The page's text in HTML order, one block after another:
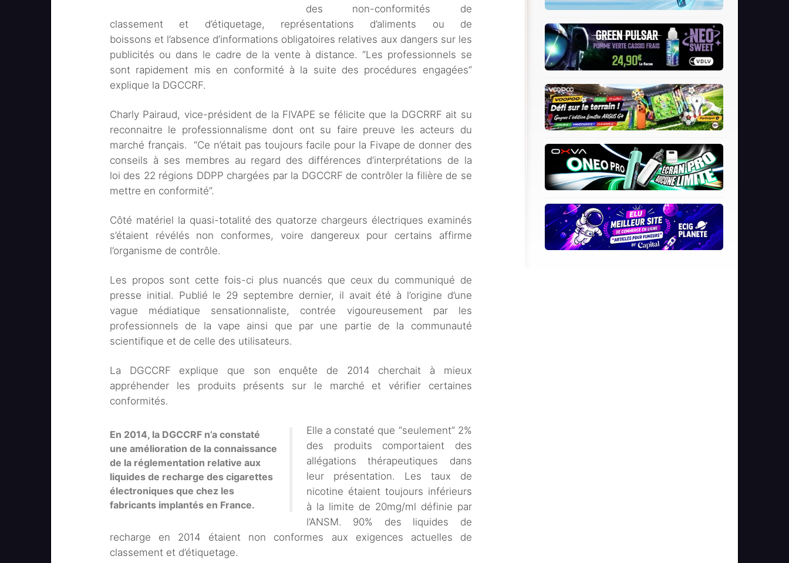
des non-conformités de
classement et d’étiquetage, représentations d’aliments ou de
boissons et l’absence d’informations obligatoires relatives aux dangers sur les
publicités ou dans le cadre de la vente à distance. “Les professionnels se
sont rapidement mis en conformité à la suite des procédures engagées”
explique la DGCCRF.
Charly Pairaud, vice-président de la FIVAPE se félicite que la DGCRRF ait su
reconnaitre le professionnalisme dont ont su faire preuve les acteurs du
marché français. “Ce n’était pas toujours facile pour la Fivape de donner des
conseils à ses membres au regard des différences d’interprétations de la
loi des 22 régions DDPP chargées par la DGCCRF de contrôler la filière de se
mettre en conformité”.
Côté matériel la quasi-totalité des quatorze chargeurs électriques examinés
s’étaient révélés non conformes, voire dangereux pour certains affirme
l’organisme de contrôle.
Les propos sont cette fois-ci plus nuancés que ceux du communiqué de
presse initial. Publié le 29 septembre dernier, il avait été à l’origine d’une
vague médiatique sensationnaliste, contrée vigoureusement par les
professionnels de la vape ainsi que par une partie de la communauté
scientifique et de celle des utilisateurs.
La DGCCRF explique que son enquête de 2014 cherchait à mieux
appréhender les produits présents sur le marché et vérifier certaines
conformités.
En 2014, la DGCCRF n’a constaté
une amélioration de la connaissance
de la réglementation relative aux
liquides de recharge des cigarettes
électroniques que chez les
fabricants implantés en France.
Elle a constaté que “seulement” 2%
des produits comportaient des
allégations thérapeutiques dans
leur présentation. Les taux de
nicotine étaient toujours inférieurs
à la limite de 20mg/ml définie par
l’ANSM. 90% des liquides de
recharge en 2014 étaient non conformes aux exigences actuelles de
classement et d’étiquetage.